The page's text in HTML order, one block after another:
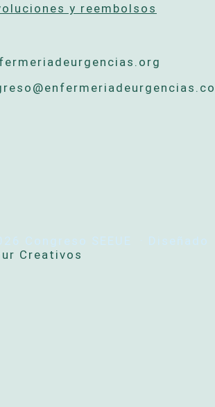
y reembolsos
Congreso SEEUE · Diseñado
Creativos